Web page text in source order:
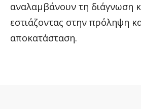
αναλαμβάνουν τη διάγνωση
εστιάζοντας στην πρόληψη
αποκατάσταση.